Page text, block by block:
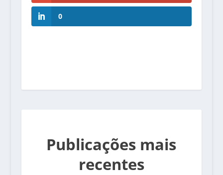
0
Publicações mais
recentes